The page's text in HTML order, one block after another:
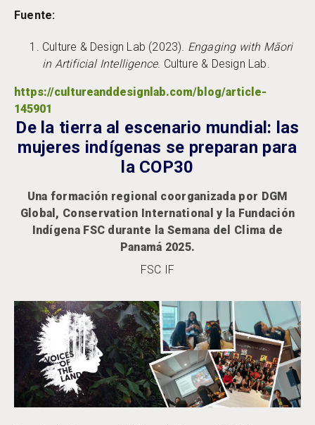
Fuente:
Culture & Design Lab (2023). Engaging with Māori
in Artificial Intelligence. Culture & Design Lab.
https://cultureanddesignlab.com/blog/article-
145901
De la tierra al escenario mundial: las
mujeres indígenas se preparan para
la COP30
Una formación regional coorganizada por DGM
Global, Conservation International y la Fundación
Indígena FSC durante la Semana del Clima de
Panamá 2025.
FSC IF